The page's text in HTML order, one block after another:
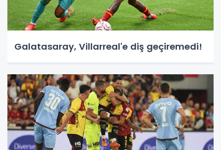
Galatasaray, Villarreal'e diş geçiremedi!